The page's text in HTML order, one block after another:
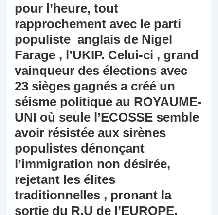
pour l’heure, tout
rapprochement avec le parti
populiste anglais de Nigel
Farage , l’UKIP. Celui-ci , grand
vainqueur des élections avec
23 sièges gagnés a créé un
séisme politique au ROYAUME-
UNI où seule l’ECOSSE semble
avoir résistée aux sirènes
populistes dénonçant
l’immigration non désirée,
rejetant les élites
traditionnelles , pronant la
sortie du R.U de l’EUROPE.